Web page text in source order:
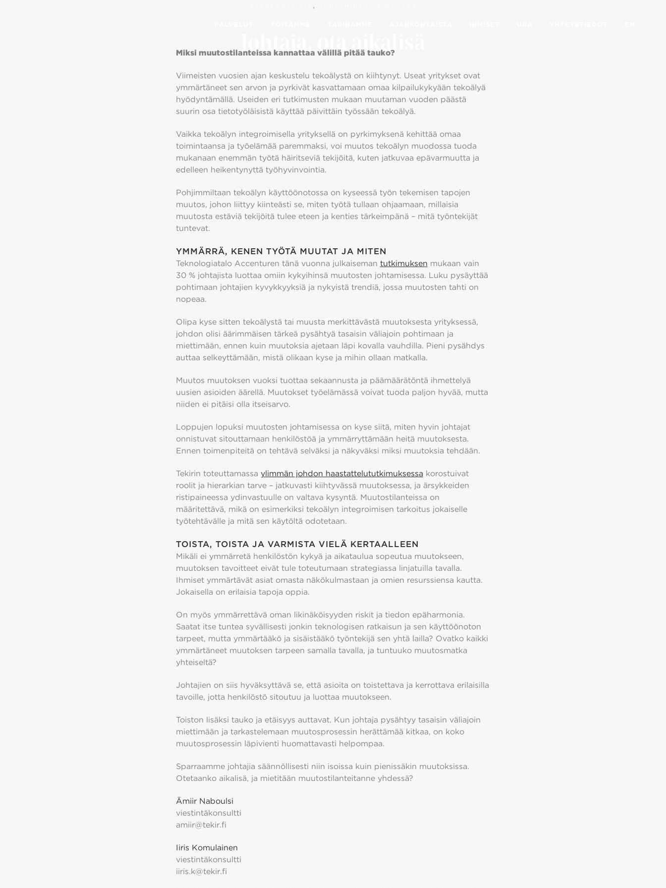
,
Johtaja, ota aikalisä
5.11.2024
Miksi muutostilanteissa kannattaa välillä pitää tauko?
Viimeisten vuosien ajan keskustelu tekoälystä on kiihtynyt. Useat yritykset ovat
ymmärtäneet sen arvon ja pyrkivät kasvattamaan omaa kilpailukykyään tekoälyä
hyödyntämällä. Useiden eri tutkimusten mukaan muutaman vuoden päästä
suurin osa tietotyöläisistä käyttää päivittäin työssään tekoälyä.
Vaikka tekoälyn integroimisella yrityksellä on pyrkimyksenä kehittää omaa
toimintaansa ja työelämää paremmaksi, voi muutos tekoälyn muodossa tuoda
mukanaan enemmän työtä häiritseviä tekijöitä, kuten jatkuvaa epävarmuutta ja
edelleen heikentynyttä työhyvinvointia.
Pohjimmiltaan tekoälyn käyttöönotossa on kyseessä työn tekemisen tapojen
muutos, johon liittyy kiinteästi se, miten työtä tullaan ohjaamaan, millaisia
muutosta estäviä tekijöitä tulee eteen ja kenties tärkeimpänä – mitä työntekijät
tuntevat.
YMMÄRRÄ, KENEN TYÖTÄ MUUTAT JA MITEN
Teknologiatalo Accenturen tänä vuonna julkaiseman tutkimuksen mukaan vain
30 % johtajista luottaa omiin kykyihinsä muutosten johtamisessa. Luku pysäyttää
pohtimaan johtajien kyvykkyyksiä ja nykyistä trendiä, jossa muutosten tahti on
nopeaa.
Olipa kyse sitten tekoälystä tai muusta merkittävästä muutoksesta yrityksessä,
johdon olisi äärimmäisen tärkeä pysähtyä tasaisin väliajoin pohtimaan ja
miettimään, ennen kuin muutoksia ajetaan läpi kovalla vauhdilla. Pieni pysähdys
auttaa selkeyttämään, mistä olikaan kyse ja mihin ollaan matkalla.
Muutos muutoksen vuoksi tuottaa sekaannusta ja päämäärätöntä ihmettelyä
uusien asioiden äärellä. Muutokset työelämässä voivat tuoda paljon hyvää, mutta
niiden ei pitäisi olla itseisarvo.
Loppujen lopuksi muutosten johtamisessa on kyse siitä, miten hyvin johtajat
onnistuvat sitouttamaan henkilöstöä ja ymmärryttämään heitä muutoksesta.
Ennen toimenpiteitä on tehtävä selväksi ja näkyväksi miksi muutoksia tehdään.
Tekirin toteuttamassa ylimmän johdon haastattelututkimuksessa korostuivat
roolit ja hierarkian tarve – jatkuvasti kiihtyvässä muutoksessa, ja ärsykkeiden
ristipaineessa ydinvastuulle on valtava kysyntä. Muutostilanteissa on
määritettävä, mikä on esimerkiksi tekoälyn integroimisen tarkoitus jokaiselle
työtehtävälle ja mitä sen käytöltä odotetaan.
TOISTA, TOISTA JA VARMISTA VIELÄ KERTAALLEEN
Mikäli ei ymmärretä henkilöstön kykyä ja aikataulua sopeutua muutokseen,
muutoksen tavoitteet eivät tule toteutumaan strategiassa linjatuilla tavalla.
Ihmiset ymmärtävät asiat omasta näkökulmastaan ja omien resurssiensa kautta.
Jokaisella on erilaisia tapoja oppia.
On myös ymmärrettävä oman likinäköisyyden riskit ja tiedon epäharmonia.
Saatat itse tuntea syvällisesti jonkin teknologisen ratkaisun ja sen käyttöönoton
tarpeet, mutta ymmärtääkö ja sisäistääkö työntekijä sen yhtä lailla? Ovatko kaikki
ymmärtäneet muutoksen tarpeen samalla tavalla, ja tuntuuko muutosmatka
yhteiseltä?
Johtajien on siis hyväksyttävä se, että asioita on toistettava ja kerrottava erilaisilla
tavoille, jotta henkilöstö sitoutuu ja luottaa muutokseen.
Toiston lisäksi tauko ja etäisyys auttavat. Kun johtaja pysähtyy tasaisin väliajoin
miettimään ja tarkastelemaan muutosprosessin herättämää kitkaa, on koko
muutosprosessin läpivienti huomattavasti helpompaa.
Sparraamme johtajia säännöllisesti niin isoissa kuin pienissäkin muutoksissa.
Otetaanko aikalisä, ja mietitään muutostilanteitanne yhdessä?
Ämiir Naboulsi
viestintäkonsultti
amiir@tekir.fi
Iiris Komulainen
viestintäkonsultti
iiris.k@tekir.fi